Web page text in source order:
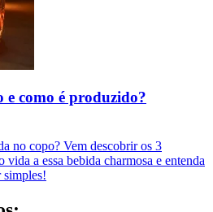
e como é produzido?
no copo? Vem descobrir os 3
vida a essa bebida charmosa e entenda
simples!